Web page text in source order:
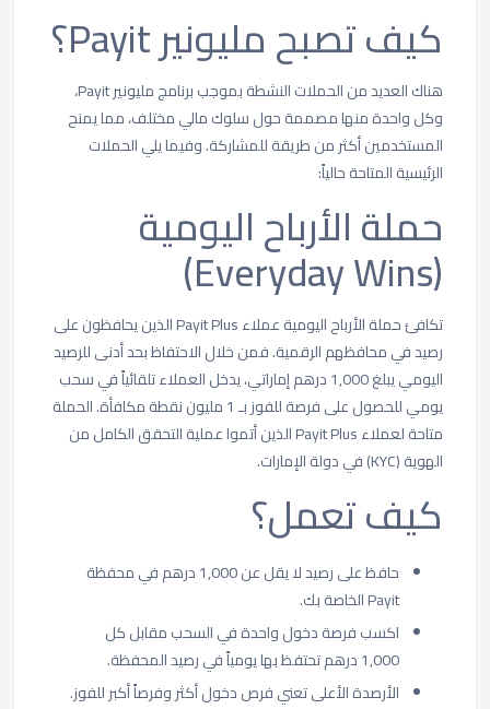
كيف تصبح مليونير Payit؟
هناك العديد من الحملات النشطة بموجب برنامج مليونير Payit،
وكل واحدة منها مصممة حول سلوك مالي مختلف، مما يمنح
المستخدمين أكثر من طريقة للمشاركة. وفيما يلي الحملات
الرئيسية المتاحة حالياً:
حملة الأرباح اليومية
(Everyday Wins)
تكافئ حملةالأرباح اليومية
عملاء Payit Plus الذين يحافظون على
رصيد في محافظهم الرقمية. فمن خلال الاحتفاظ بحد أدنى للرصيد
اليومي يبلغ 1,000 درهم إماراتي، يدخل العملاء تلقائياً في سحب
يومي للحصول على فرصة للفوز بـ 1 مليون نقطة مكافأة. الحملة
متاحة لعملاء Payit Plus الذين أتموا عملية التحقق الكامل من
الهوية (KYC) في دولة الإمارات.
كيف تعمل؟
حافظ على رصيد لا يقل عن 1,000 درهم في محفظة
Payit الخاصة بك.
اكسب فرصة دخول واحدة في السحب مقابل كل
1,000 درهم تحتفظ بها يومياً في رصيد المحفظة.
الأرصدة الأعلى تعني فرص دخول أكثر وفرصاً أكبر للفوز.